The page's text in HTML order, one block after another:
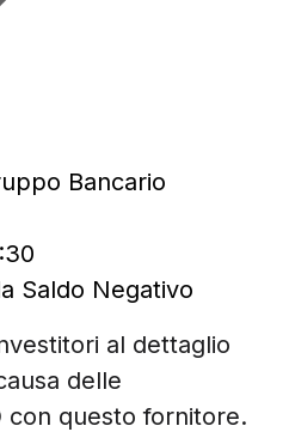
Bancario
Saldo Negativo
al dettaglio
delle
con questo fornitore.